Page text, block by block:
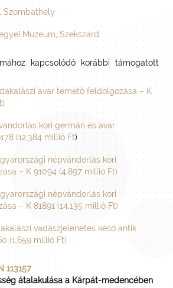
Szombathely
Múzeum, Szekszárd
kapcsolódó korábbi támogatott
avar temető feldolgozása – K
kori germán és avar
(12,384 millió Ft)
népvándorlás kori
– K 91094 (4,897 millió Ft)
népvándorlás kori
– K 81891 (14,135 millió Ft)
vadászjelenetes késő antik
(1,659 millió Ft)
113157
átalakulása a Kárpát-medencében